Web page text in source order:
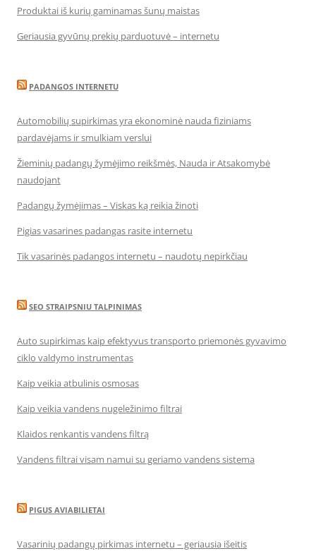
Produktai iš kurių gaminamas šunų maistas
Geriausia gyvūnų prekių parduotuvė – internetu
PADANGOS INTERNETU
Automobilių supirkimas yra ekonominė nauda fiziniams
pardavėjams ir smulkiam verslui
Žieminių padangų žymėjimo reikšmės, Nauda ir Atsakomybė
naudojant
Padangų žymėjimas – Viskas ką reikia žinoti
Pigias vasarines padangas rasite internetu
Tik vasarinės padangos internetu – naudotų nepirkčiau
SEO STRAIPSNIU TALPINIMAS
Auto supirkimas kaip efektyvus transporto priemonės gyvavimo
ciklo valdymo instrumentas
Kaip veikia atbulinis osmosas
Kaip veikia vandens nugeležinimo filtrai
Klaidos renkantis vandens filtrą
Vandens filtrai visam namui su geriamo vandens sistema
PIGUS AVIABILIETAI
Vasarinių padangų pirkimas internetu – geriausia išeitis